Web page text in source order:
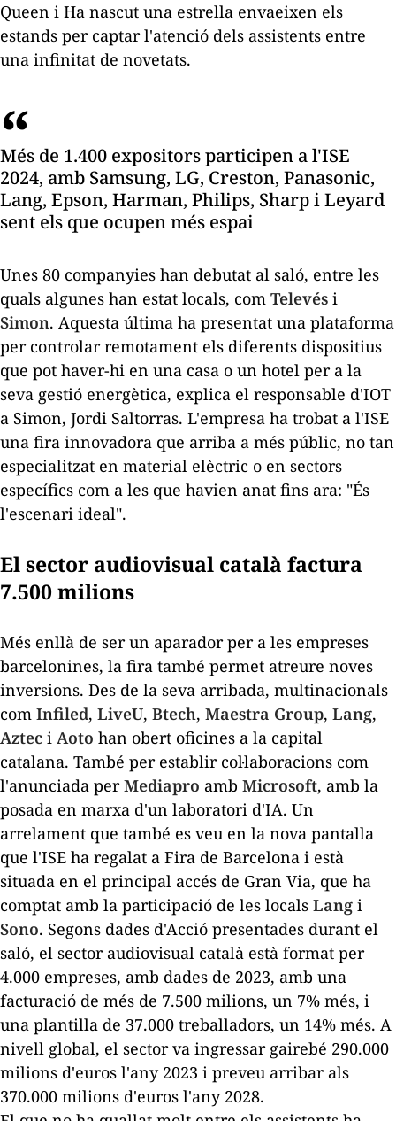
Queen i Ha nascut una estrella envaeixen els
estands per captar l'atenció dels assistents entre
una infinitat de novetats.
Més de 1.400 expositors participen a l'ISE
2024, amb Samsung, LG, Creston, Panasonic,
Lang, Epson, Harman, Philips, Sharp i Leyard
sent els que ocupen més espai
Unes 80 companyies han debutat al saló, entre les
quals algunes han estat locals, com Televés i
Simon. Aquesta última ha presentat una plataforma
per controlar remotament els diferents dispositius
que pot haver-hi en una casa o un hotel per a la
seva gestió energètica, explica el responsable d'IOT
a Simon, Jordi Saltorras. L'empresa ha trobat a l'ISE
una fira innovadora que arriba a més públic, no tan
especialitzat en material elèctric o en sectors
específics com a les que havien anat fins ara: "És
l'escenari ideal".
El sector audiovisual català factura
7.500 milions
Més enllà de ser un aparador per a les empreses
barcelonines, la fira també permet atreure noves
inversions. Des de la seva arribada, multinacionals
com Infiled, LiveU, Btech, Maestra Group, Lang,
Aztec i Aoto han obert oficines a la capital
catalana. També per establir col·laboracions com
l'anunciada perMediapro amb Microsoft, amb la
posada en marxa d'un laboratori d'IA. Un
arrelament que també es veu en la nova pantalla
que l'ISE ha regalat a Fira de Barcelona i està
situada en el principal accés de Gran Via, que ha
comptat amb la participació de les locals Lang i
Sono. Segons dades d'Acció presentades durant el
saló, el sector audiovisual català està format per
4.000 empreses, amb dades de 2023, amb una
facturació de més de 7.500 milions, un 7% més, i
una plantilla de 37.000 treballadors, un 14% més. A
nivell global, el sector va ingressar gairebé 290.000
milions d'euros l'any 2023 i preveu arribar als
370.000 milions d'euros l'any 2028.